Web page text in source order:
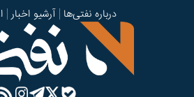
درباره نفتی‌ها آرشیو اخبار